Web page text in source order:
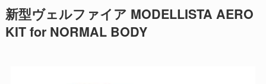
新型ヴェルファイア MODELLISTA AERO
KIT for NORMAL BODY